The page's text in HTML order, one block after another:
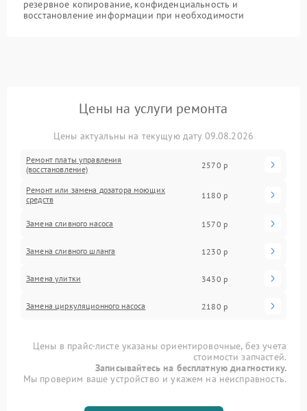
резервное копирование, конфиденциальность и
восстановление информации при необходимости
Цены на услуги ремонта
Цены актуальны на текущую дату 09.08.2026
Ремонт платы управления
(восстановление)
2570 р
Ремонт или замена дозатора моющих
средств
1180 р
Замена сливного насоса 1570 р
Замена сливного шланга 1230 р
Замена улитки 3430 р
Замена циркуляционного насоса 2180 р
Цены в прайс-листе указаны ориентировочные, без учета
стоимости запчастей.
Записывайтесь на бесплатную диагностику.
Мы проверим ваше устройство и укажем на неисправность.